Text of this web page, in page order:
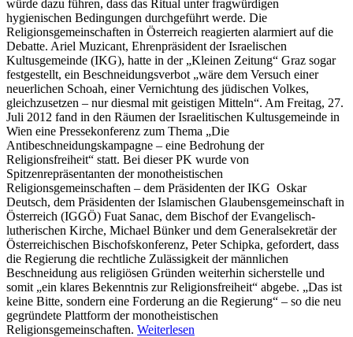
würde dazu führen, dass das Ritual unter fragwürdigen
hygienischen Bedingungen durchgeführt werde. Die
Religionsgemeinschaften in Österreich reagierten alarmiert auf die
Debatte. Ariel Muzicant, Ehrenpräsident der Israelischen
Kultusgemeinde (IKG), hatte in der „Kleinen Zeitung“ Graz sogar
festgestellt, ein Beschneidungsverbot „wäre dem Versuch einer
neuerlichen Schoah, einer Vernichtung des jüdischen Volkes,
gleichzusetzen – nur diesmal mit geistigen Mitteln“. Am Freitag, 27.
Juli 2012 fand in den Räumen der Israelitischen Kultusgemeinde in
Wien eine Pressekonferenz zum Thema „Die
Antibeschneidungskampagne – eine Bedrohung der
Religionsfreiheit“ statt. Bei dieser PK wurde von
Spitzenrepräsentanten der monotheistischen
Religionsgemeinschaften – dem Präsidenten der IKG Oskar
Deutsch, dem Präsidenten der Islamischen Glaubensgemeinschaft in
Österreich (IGGÖ) Fuat Sanac, dem Bischof der Evangelisch-
lutherischen Kirche, Michael Bünker und dem Generalsekretär der
Österreichischen Bischofskonferenz, Peter Schipka, gefordert, dass
die Regierung die rechtliche Zulässigkeit der männlichen
Beschneidung aus religiösen Gründen weiterhin sicherstelle und
somit „ein klares Bekenntnis zur Religionsfreiheit“ abgebe. „Das ist
keine Bitte, sondern eine Forderung an die Regierung“ – so die neu
gegründete Plattform der monotheistischen
Religionsgemeinschaften. Weiterlesen